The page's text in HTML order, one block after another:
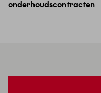
onderhoudscontracten